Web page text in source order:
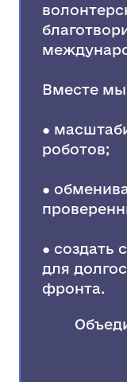
Вместе
●
роботов;
●
● создать
для
фронта.